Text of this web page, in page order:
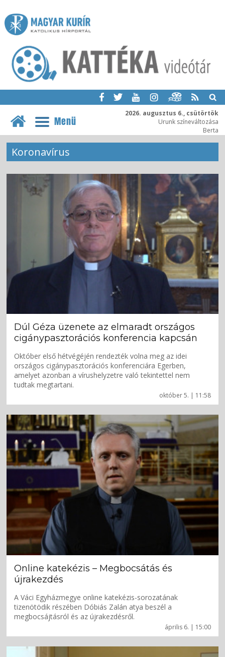
2026. augusztus 6., csütörtök
Urunk színeváltozása
Berta
Menü
Koronavírus
október 5. | 11:58
Dúl Géza üzenete az elmaradt országos
cigánypasztorációs konferencia kapcsán
Október első hétvégéjén rendezték volna meg az idei
országos cigánypasztorációs konferenciára Egerben,
amelyet azonban a vírushelyzetre való tekintettel nem
tudtak megtartani.
április 6. | 15:00
Online katekézis – Megbocsátás és
újrakezdés
A Váci Egyházmegye online katekézis-sorozatának
tizenötödik részében Dóbiás Zalán atya beszél a
megbocsájtásról és az újrakezdésről.